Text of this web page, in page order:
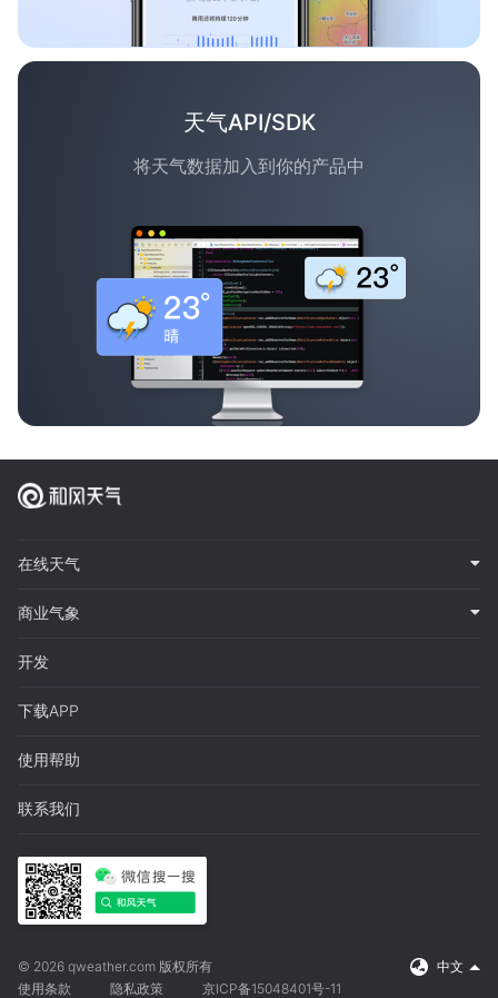
天气API/SDK
将天气数据加入到你的产品中
在线天气
商业气象
开发
下载APP
使用帮助
联系我们
© 2026 qweather.com 版权所有
中文
使用条款
隐私政策 京ICP备15048401号-11